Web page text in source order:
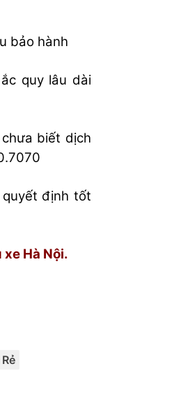
bảo hành
quy lâu dài
biết dịch
định tốt
Hà Nội.